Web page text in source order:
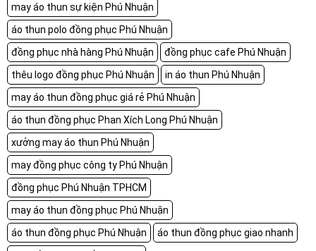
may áo thun sự kiện Phú Nhuận
áo thun polo đồng phục Phú Nhuận
đồng phục nhà hàng Phú Nhuận
đồng phục cafe Phú Nhuận
thêu logo đồng phục Phú Nhuận
in áo thun Phú Nhuận
may áo thun đồng phục giá rẻ Phú Nhuận
áo thun đồng phục Phan Xích Long Phú Nhuận
xưởng may áo thun Phú Nhuận
may đồng phục công ty Phú Nhuận
đồng phục Phú Nhuận TPHCM
may áo thun đồng phục Phú Nhuận
áo thun đồng phục Phú Nhuận
áo thun đồng phục giao nhanh